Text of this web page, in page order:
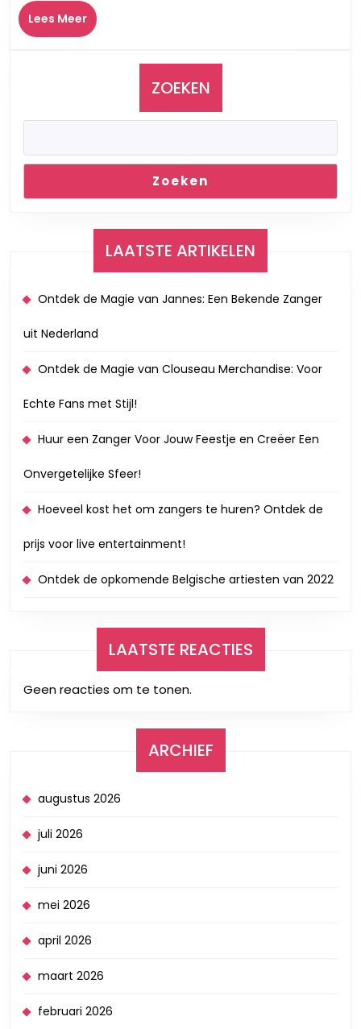
Lees MeerLees
Meer
ZOEKEN
Zoeken
LAATSTE ARTIKELEN
Ontdek de Magie van Jannes: Een Bekende Zanger
uit Nederland
Ontdek de Magie van Clouseau Merchandise: Voor
Echte Fans met Stijl!
Huur een Zanger Voor Jouw Feestje en Creëer Een
Onvergetelijke Sfeer!
Hoeveel kost het om zangers te huren? Ontdek de
prijs voor live entertainment!
Ontdek de opkomende Belgische artiesten van 2022
LAATSTE REACTIES
Geen reacties om te tonen.
ARCHIEF
augustus 2026
juli 2026
juni 2026
mei 2026
april 2026
maart 2026
februari 2026